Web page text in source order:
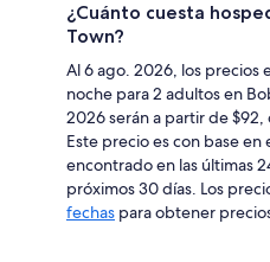
¿Cuánto cuesta
Town?
Al 6 ago. 2026, los precios
noche para 2 adultos en
2026 serán a partir de
Este precio es con base
encontrado en las últimas
próximos 30 días. Los
fechas para obtener